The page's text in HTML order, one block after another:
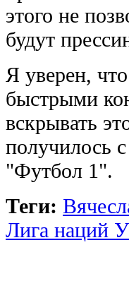
этого не
будут
Я уверен,
быстрыми
вскрывать
получилось
"Футбол 1".
Теги:
Лига наций